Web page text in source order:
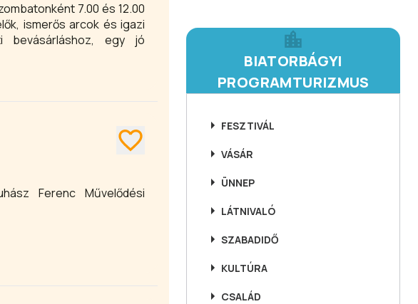
7.00 és 12.00
ismerős arcok és igazi
bevásárláshoz, egy jó
Ferenc Művelődési
BIATORBÁGYI
PROGRAMTURIZMUS
FESZTIVÁL
VÁSÁR
ÜNNEP
LÁTNIVALÓ
SZABADIDŐ
KULTÚRA
CSALÁD